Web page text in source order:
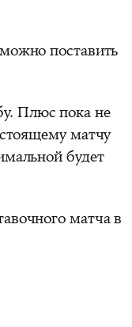
поставить
Плюс пока не
матчу
будет
матча в